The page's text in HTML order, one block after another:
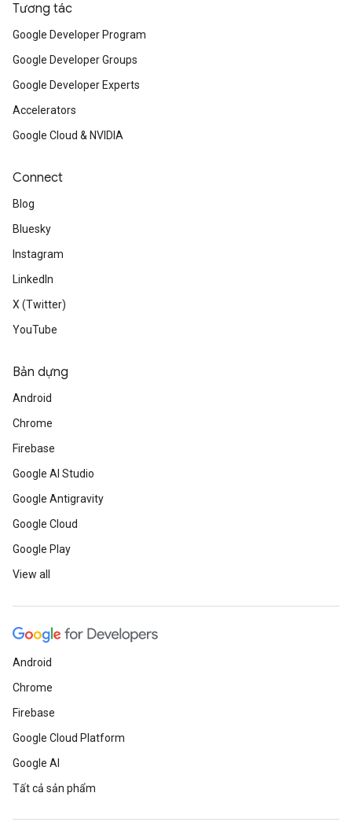
Tương tác
Google Developer Program
Google Developer Groups
Google Developer Experts
Accelerators
Google Cloud & NVIDIA
Connect
Blog
Bluesky
Instagram
LinkedIn
X (Twitter)
YouTube
Bản dựng
Android
Chrome
Firebase
Google AI Studio
Google Antigravity
Google Cloud
Google Play
View all
Android
Chrome
Firebase
Google Cloud Platform
Google AI
Tất cả sản phẩm